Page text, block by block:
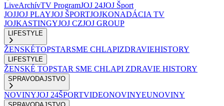
LiveArchívTV ProgramJOJ 24JOJ Šport
JOJJOJ PLAYJOJ ŠPORTJOJKONADÁCIA TV
JOJKASTINGYJOJ CZJOJ GROUP
LIFESTYLE
ŽENSKÉTOPSTARSME CHLAPIZDRAVIEHISTORY
LIFESTYLE
ŽENSKÉ TOPSTAR SME CHLAPI ZDRAVIE HISTORY
SPRAVODAJSTVO
NOVINYJOJ 24ŠPORTVIDEONOVINYEUNOVINY